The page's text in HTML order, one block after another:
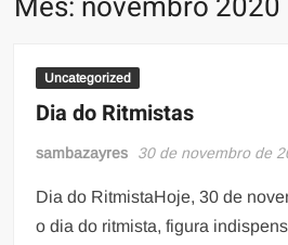
Uncategorized
Dia do Ritmistas
sambazayres 30 de novembro de
Dia do RitmistaHoje, 30 de
o dia do ritmista, figura